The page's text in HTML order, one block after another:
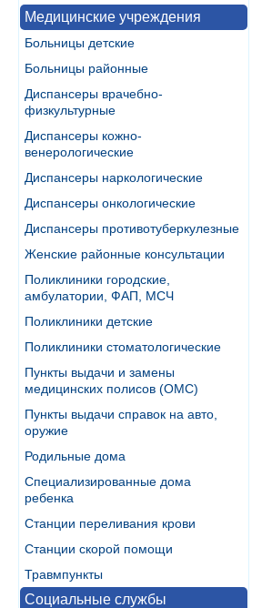
Медицинские учреждения
Больницы детские
Больницы районные
Диспансеры врачебно-
физкультурные
Диспансеры кожно-
венерологические
Диспансеры наркологические
Диспансеры онкологические
Диспансеры противотуберкулезные
Женские районные консультации
Поликлиники городские,
амбулатории, ФАП, МСЧ
Поликлиники детские
Поликлиники стоматологические
Пункты выдачи и замены
медицинских полисов (ОМС)
Пункты выдачи справок на авто,
оружие
Родильные дома
Специализированные дома
ребенка
Станции переливания крови
Станции скорой помощи
Травмпункты
Социальные службы